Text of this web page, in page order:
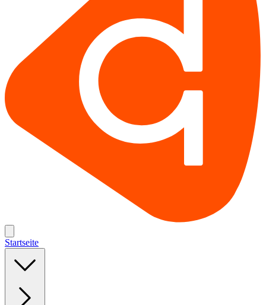
Startseite